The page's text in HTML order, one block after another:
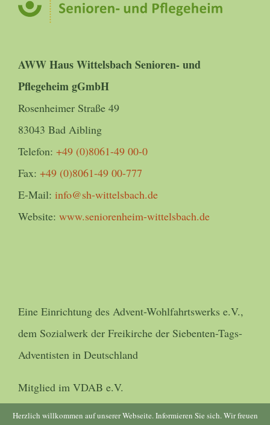
AWW Haus Wittelsbach Senioren- und
Pflegeheim gGmbH
Rosenheimer Straße 49
83043 Bad Aibling
Telefon: +49 (0)8061-49 00-0
Fax: +49 (0)8061-49 00-777
E-Mail: info@sh-wittelsbach.de
Website: www.seniorenheim-wittelsbach.de
Eine Einrichtung des Advent-Wohlfahrtswerks e.V.,
dem Sozialwerk der Freikirche der Siebenten-Tags-
Adventisten in Deutschland
Mitglied im VDAB e.V.
Herzlich willkommen auf unserer Webseite. Informieren Sie sich. Wir freuen